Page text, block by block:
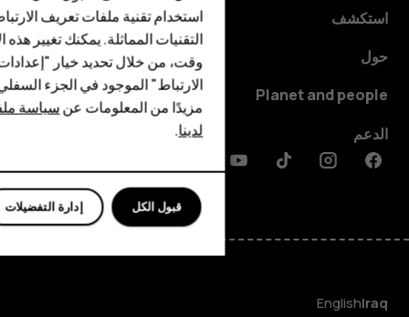
HMD Terra M
HMD DUB
HMD Watch
للأعمال
استكشف
حول
Planet and people
الدعم
Facebook
Instagram
Tiktok
Youtube
Linkedin
Discord
Iraq
English
استخدام تقنية ملفات تعريف
التقنيات المماثلة. يمكنك تغيير
وقت، من خلال تحديد خيار
الارتباط" الموجود في الجزء
مزيدًا من المعلومات عنسياسة
لدينا.
إدارة التفضيلات قبول الكل